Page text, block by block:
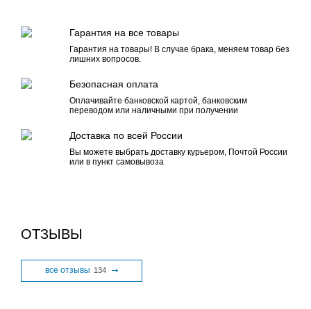
Гарантия на все товары
Гарантия на товары! В случае брака, меняем товар без
лишних вопросов.
Безопасная оплата
Оплачивайте банковской картой, банковским
переводом или наличными при получении
Доставка по всей России
Вы можете выбрать доставку курьером, Почтой России
или в пункт самовывоза
ОТЗЫВЫ
все отзывы 134